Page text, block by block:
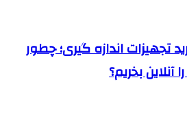
تجهیزات اندازه گیری؛ چطور
آنلاین بخریم؟